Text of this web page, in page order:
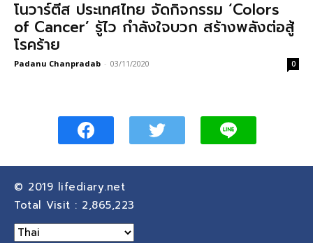
โนวาร์ตีส ประเทศไทย จัดกิจกรรม ‘Colors
of Cancer’ รู้ไว กำลังใจบวก สร้างพลังต่อสู้
โรคร้าย
Padanu Chanpradab - 03/11/2020 0
© 2019 lifediary.net
Total Visit : 2,865,223